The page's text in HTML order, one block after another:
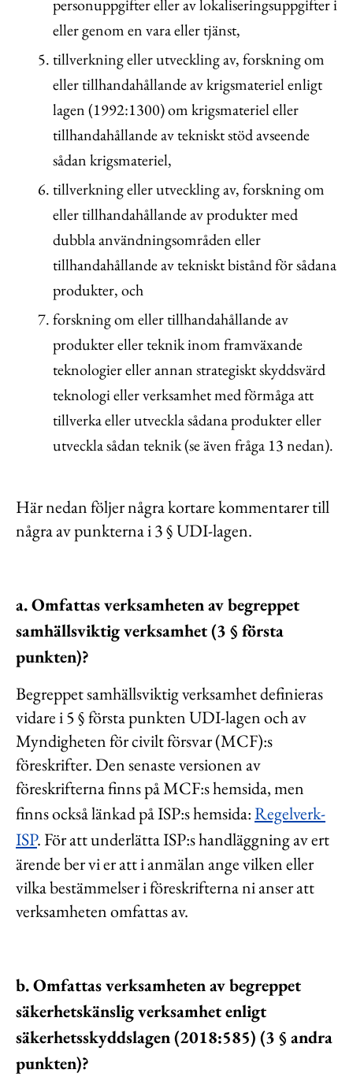
personuppgifter eller av lokaliseringsuppgifter i
eller genom en vara eller tjänst,
tillverkning eller utveckling av, forskning om
eller tillhandahållande av krigsmateriel enligt
lagen (1992:1300) om krigsmateriel eller
tillhandahållande av tekniskt stöd avseende
sådan krigsmateriel,
tillverkning eller utveckling av, forskning om
eller tillhandahållande av produkter med
dubbla användningsområden eller
tillhandahållande av tekniskt bistånd för sådana
produkter, och
forskning om eller tillhandahållande av
produkter eller teknik inom framväxande
teknologier eller annan strategiskt skyddsvärd
teknologi eller verksamhet med förmåga att
tillverka eller utveckla sådana produkter eller
utveckla sådan teknik (se även fråga 13 nedan).
Här nedan följer några kortare kommentarer till
några av punkterna i 3 § UDI-lagen.
a. Omfattas verksamheten av begreppet
samhällsviktig verksamhet (3 § första
punkten)?
Begreppet samhällsviktig verksamhet definieras
vidare i 5 § första punkten UDI-lagen och av
Myndigheten för civilt försvar (MCF):s
föreskrifter. Den senaste versionen av
föreskrifterna finns på MCF:s hemsida, men
finns också länkad på ISP:s hemsida:Regelverk-
ISP. För att underlätta ISP:s handläggning av ert
ärende ber vi er att i anmälan ange vilken eller
vilka bestämmelser i föreskrifterna ni anser att
verksamheten omfattas av.
b. Omfattas verksamheten av begreppet
säkerhetskänslig verksamhet enligt
säkerhetsskyddslagen (2018:585) (3 § andra
punkten)?